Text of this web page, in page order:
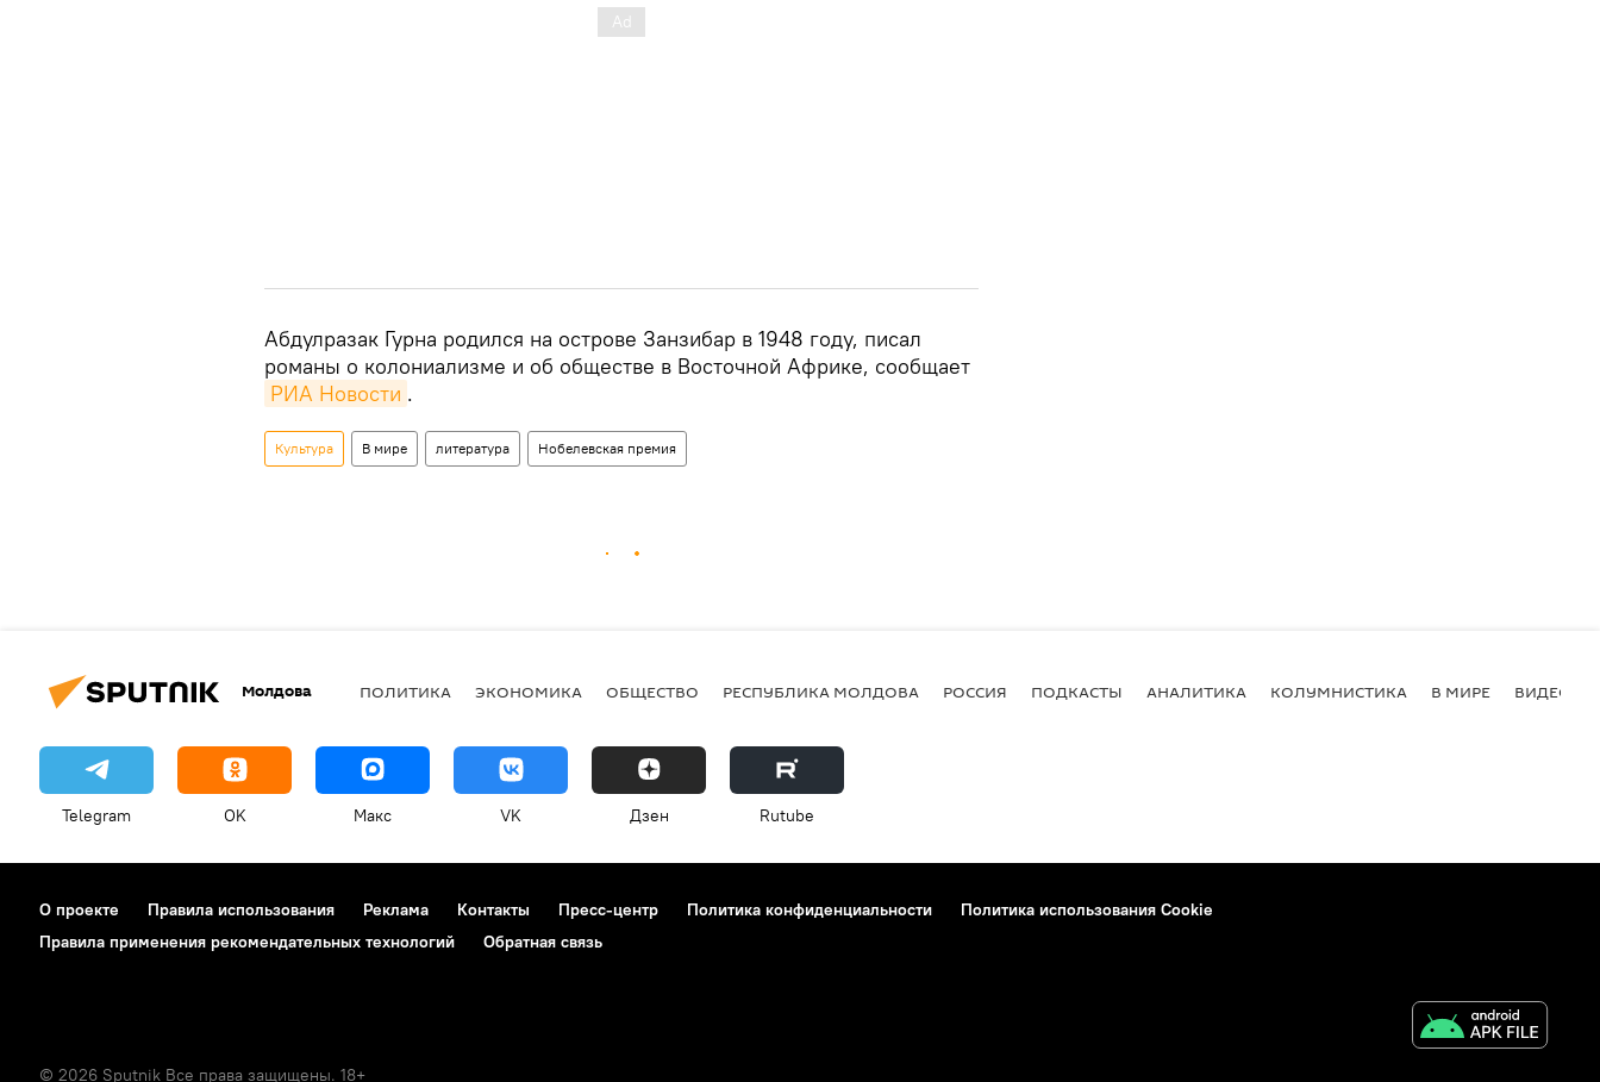
Абдулразак Гурна родился на острове Занзибар в 1948 году, писал
романы о колониализме и об обществе в Восточной Африке, сообщает
РИА Новости .
Культура В мире литература Нобелевская премия
Молдова ПОЛИТИКА ЭКОНОМИКА ОБЩЕСТВО РЕСПУБЛИКА МОЛДОВА РОССИЯ ПОДКАСТЫ АНАЛИТИКА КОЛУМНИСТИКА В МИРЕ ВИДЕО
Telegram OK Макс VK Дзен Rutube
О проекте Правила использования Реклама Контакты Пресс-центр Политика конфиденциальности
Политика использования Cookie
Правила применения рекомендательных технологий
Обратная связь
© 2026 Sputnik Все права защищены. 18+